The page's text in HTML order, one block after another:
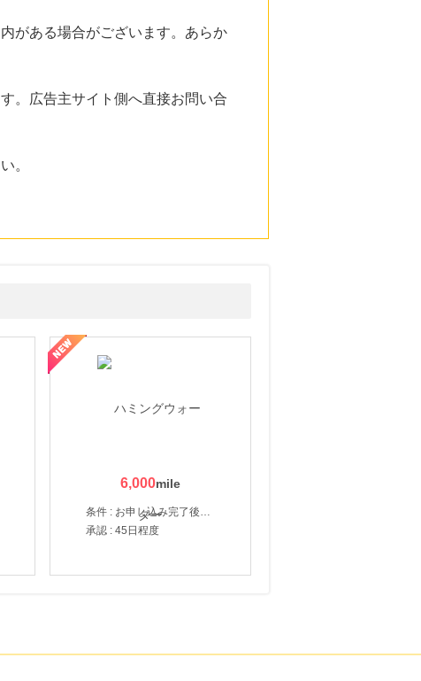
がある場合がございます。あらか
。広告主サイト側へ直接お問い合
。
6,000
条件 : お申し込み完了後、決済登録完了と1ヶ月以内のサーバー初回設置。
承認 : 45日程度